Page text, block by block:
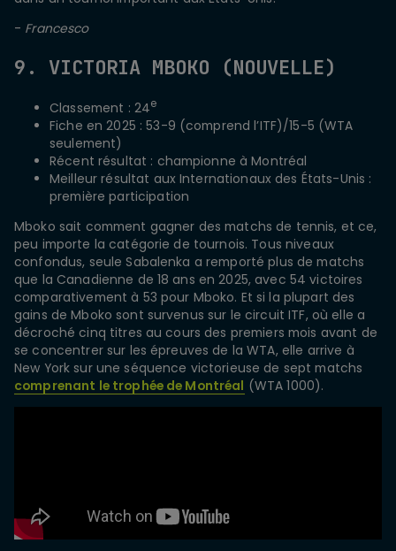
- Francesco
9. VICTORIA MBOKO (NOUVELLE)
Classement : 24e
Fiche en 2025 : 53-9 (comprend l’ITF)/15-5 (WTA
seulement)
Récent résultat : championne à Montréal
Meilleur résultat aux Internationaux des États-Unis :
première participation
Mboko sait comment gagner des matchs de tennis, et ce,
peu importe la catégorie de tournois. Tous niveaux
confondus, seule Sabalenka a remporté plus de matchs
que la Canadienne de 18 ans en 2025, avec 54 victoires
comparativement à 53 pour Mboko. Et si la plupart des
gains de Mboko sont survenus sur le circuit ITF, où elle a
décroché cinq titres au cours des premiers mois avant de
se concentrer sur les épreuves de la WTA, elle arrive à
New York sur une séquence victorieuse de sept matchs
comprenant le trophée de Montréal (WTA 1000).